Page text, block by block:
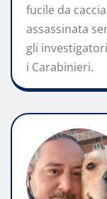
fucile da
assassinata
gli
i Carabinieri.